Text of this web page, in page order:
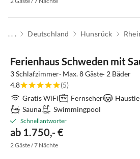
. . . Deutschland Hunsrück
Ferienhaus Schweden mit
3 Schlafzimmer· Max. 8 Gäste· 2 Bäder
4.8
(5)
Gratis WiFi
Fernseher
Sauna
Swimmingpool
Schnellantworter
ab 1.750,- €
2 Gäste / 7 Nächte